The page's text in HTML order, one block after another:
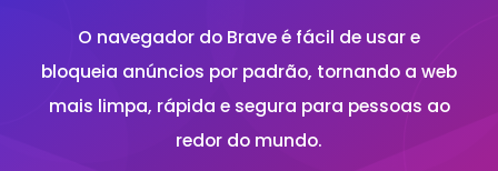
O navegador do Brave é fácil de usar e
bloqueia anúncios por padrão, tornando a web
mais limpa, rápida e segura para pessoas ao
redor do mundo.